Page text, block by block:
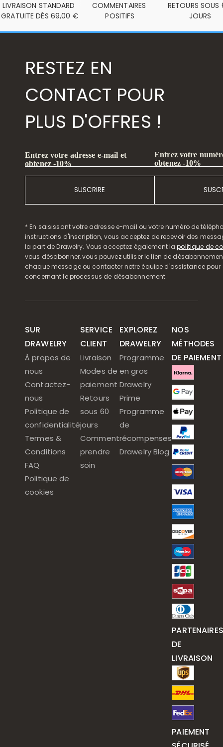
LIVRAISON STANDARD
GRATUITE DÈS 69,00 €
COMMENTAIRES
POSITIFS
RETOURS SOUS
JOURS
RESTEZ EN
CONTACT POUR
PLUS D'OFFRES !
Entrez votre adresse e-mail et
obtenez -10%
SUSCRIRE
Entrez votre
obtenez -10%
* En saisissant votre adresse e-mail ou votre numéro de
instructions d'inscription, vous acceptez de recevoir des
la part de Drawelry. Vous acceptez également lapolitique de
vous désabonner, vous pouvez utiliser le lien de
chaque message ou contacter notre équipe d'assistance pour
concernant le processus de désabonnement.
SUR
DRAWELRY
À propos de
nous
Contactez-
nous
Politique de
confidentialité
Termes &
Conditions
FAQ
Politique de
cookies
SERVICE
CLIENT
Livraison
Modes de
paiement
Retours
sous 60
jours
Comment
prendre
soin
EXPLOREZ
DRAWELRY
Programme
en gros
Drawelry
Prime
Programme
de
récompenses
Drawelry Blog
NOS
MÉTHODES
DE PAIEMENT
PARTENAIRES
DE
LIVRAISON
PAIEMENT